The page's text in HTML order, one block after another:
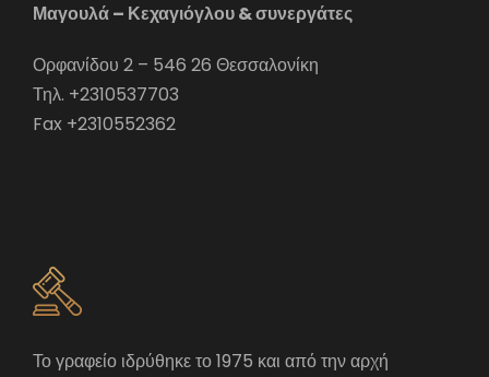
Μαγουλά – Κεχαγιόγλου & συνεργάτες
Ορφανίδου 2 – 546 26 Θεσσαλονίκη
Τηλ. +2310537703
Fax +2310552362
Το γραφείο ιδρύθηκε το 1975 και από την αρχή